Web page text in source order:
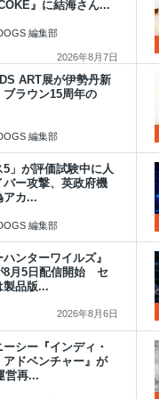
』に結海さん...
編集部
2026年8月7日
ART展が伊勢丹新
ラウン15周年の
編集部
2026年8月6日
」が評価試験中に人
バー攻撃、英政府機
カ...
編集部
ハンターワイルズ』
8月5日配信開始 セ
製品版...
2026年8月6日
シー『インディ・
アドベンチャー』が
営再...